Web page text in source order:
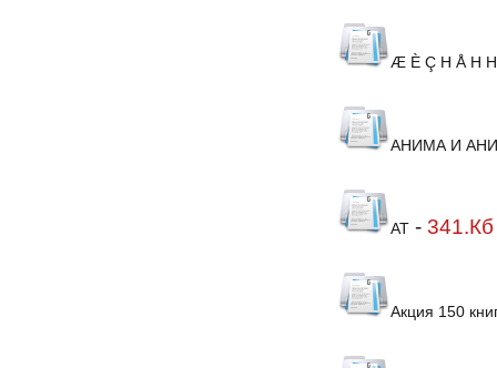
Æ È Ç H Å H
АНИМА И
АТ- 341.Кб
Акция 150